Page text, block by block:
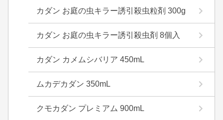
カダン お庭の虫キラー誘引殺虫粒剤 300g
カダン お庭の虫キラー誘引殺虫剤 8個入
カダン カメムシバリア 450mL
ムカデカダン 350mL
クモカダン プレミアム 900mL